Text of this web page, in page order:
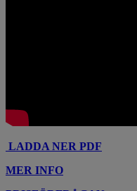
LADDA NER PDF
MER INFO